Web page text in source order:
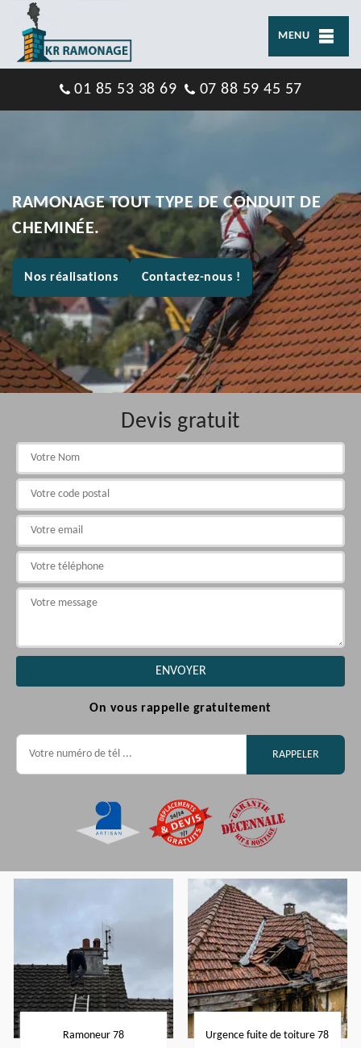
MENU
01 85 53 38 69 07 88 59 45 57
RAMONAGE TOUT TYPE DE CONDUIT DE
CHEMINÉE.
Nos réalisations Contactez-nous !
Devis gratuit
On vous rappelle gratuitement
Ramoneur 78 Urgence fuite de toiture 78